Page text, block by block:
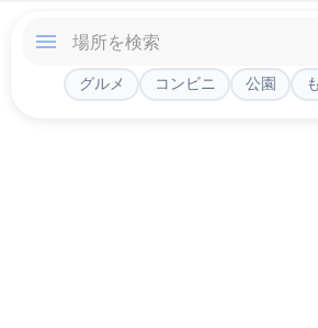
グルメ コンビニ 公園